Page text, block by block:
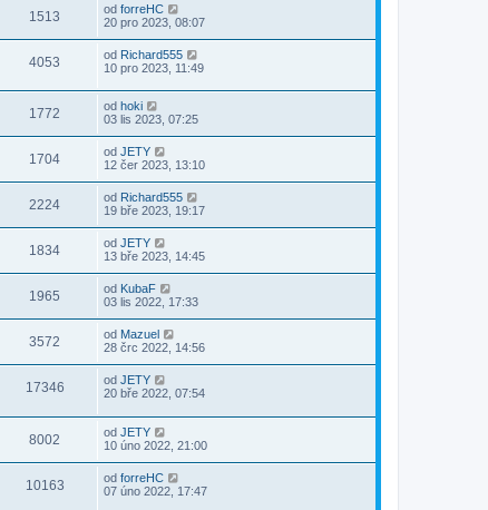
1513 od forreHC
20 pro 2023, 08:07
4053 od Richard555
10 pro 2023, 11:49
1772 od hoki
03 lis 2023, 07:25
1704 od JETY
12 čer 2023, 13:10
2224 od Richard555
19 bře 2023, 19:17
1834 od JETY
13 bře 2023, 14:45
1965 od KubaF
03 lis 2022, 17:33
3572 od Mazuel
28 črc 2022, 14:56
17346 od JETY
20 bře 2022, 07:54
8002 od JETY
10 úno 2022, 21:00
10163 od forreHC
07 úno 2022, 17:47